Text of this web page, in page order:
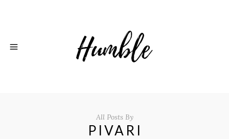
All Posts By
PIVARI